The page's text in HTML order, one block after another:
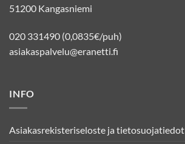
51200 Kangasniemi
020 331490 (0,0835€/puh)
asiakaspalvelu@eranetti.fi
INFO
Asiakasrekisteriseloste ja tietosuojatiedot